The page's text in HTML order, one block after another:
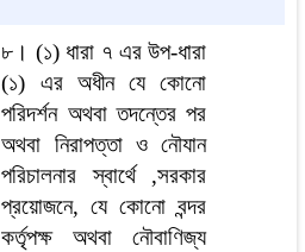
৮। (১) ধারা ৭ এর উপ-ধারা
(১) এর অধীন যে কোনো
পরিদর্শন অথবা তদন্তের পর
অথবা নিরাপত্তা ও নৌযান
পরিচালনার স্বার্থে ,সরকার
প্রয়োজনে, যে কোনো বন্দর
কর্তৃপক্ষ অথবা নৌবাণিজ্য